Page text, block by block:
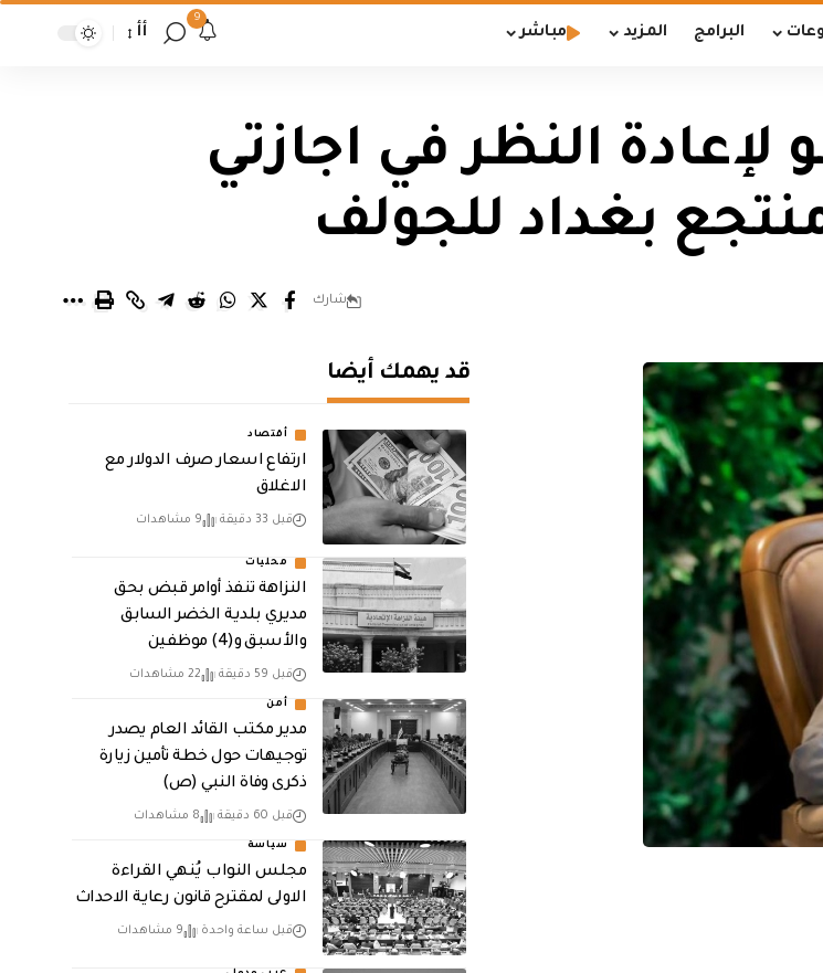
البرامج المزيد مباشر
9
أأ
لإعادة النظر في اجازتي
بغداد للجولف
شارك
قد يهمك أيضا
أقتصاد
ارتفاع اسعار صرف الدولار مع
الاغلاق
قبل 33 دقيقة 9 مشاهدات
محليات
النزاهة تنفذ أوامر قبض بحق
مديري بلدية الخضر السابق
والأسبق و(4) موظفين
قبل 59 دقيقة 22 مشاهدات
أمن
مدير مكتب القائد العام يصدر
توجيهات حول خطة تأمين زيارة
ذكرى وفاة النبي (ص)
قبل 60 دقيقة 8 مشاهدات
سياسة
مجلس النواب يُنهي القراءة
الاولى لمقترح قانون رعاية الاحداث
قبل ساعة واحدة 9 مشاهدات